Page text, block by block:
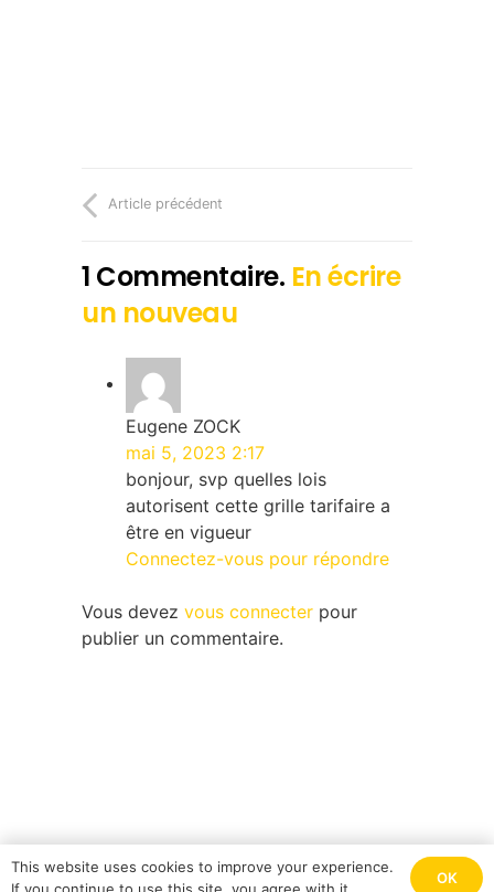
Article précédent
1 Commentaire. En écrire
un nouveau
Eugene ZOCK
mai 5, 2023 2:17
bonjour, svp quelles lois
autorisent cette grille tarifaire a
être en vigueur
Connectez-vous pour répondre
Vous devez vous connecter pour
publier un commentaire.
This website uses cookies to improve your experience.
OK